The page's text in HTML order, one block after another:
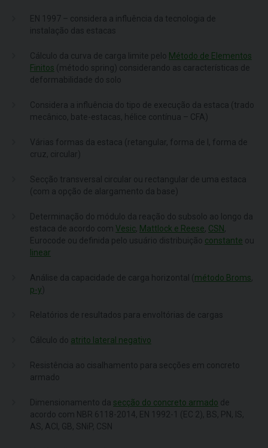
EN 1997 – considera a influência da tecnologia de
instalação das estacas
Cálculo da curva de carga limite pelo Método de Elementos
Finitos (método spring) considerando as características de
deformabilidade do solo
Considera a influência do tipo de execução da estaca (trado
mecânico, bate-estacas, hélice contínua – CFA)
Várias formas da estaca (retangular, forma de I, forma de
cruz, circular)
Secção transversal circular ou rectangular de uma estaca
(com a opção de alargamento da base)
Determinação do módulo da reação do subsolo ao longo da
estaca de acordo com Vesic, Mattlock e Reese, CSN,
Eurocode ou definida pelo usuário distribuição constante ou
linear
Análise da capacidade de carga horizontal ( método Broms,
p-y )
Relatórios de resultados para envoltórias de cargas
Cálculo do atrito lateral negativo
Resistência ao cisalhamento para secções em concreto
armado
Dimensionamento da secção do concreto armado de
acordo com NBR 6118-2014, EN 1992-1 (EC 2), BS, PN, IS,
AS, ACI, GB, SNiP, CSN